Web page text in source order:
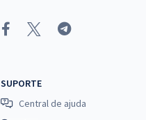
SUPORTE
Central de ajuda